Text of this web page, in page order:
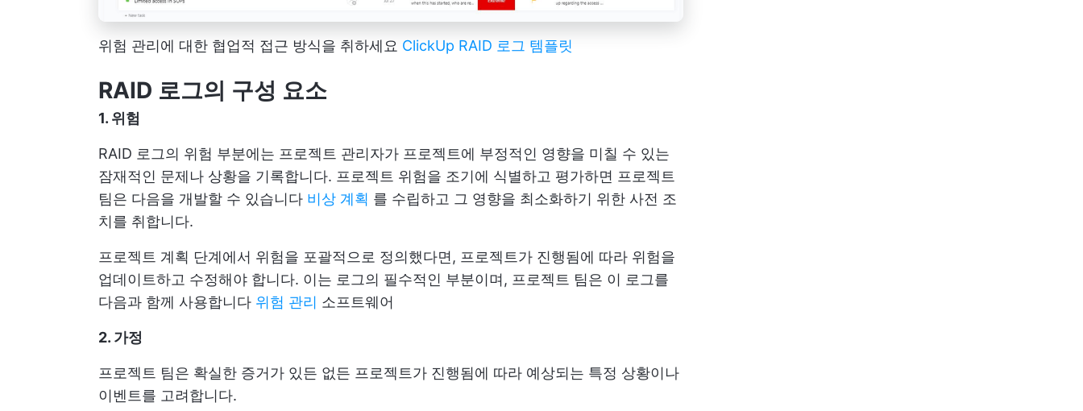
위험 관리에 대한 협업적 접근 방식을 취하세요 ClickUp RAID 로그 템플릿
RAID 로그의 구성 요소
1. 위험
RAID 로그의 위험 부분에는 프로젝트 관리자가 프로젝트에 부정적인 영향을 미칠 수 있는
잠재적인 문제나 상황을 기록합니다. 프로젝트 위험을 조기에 식별하고 평가하면 프로젝트
팀은 다음을 개발할 수 있습니다 비상 계획 를 수립하고 그 영향을 최소화하기 위한 사전 조
치를 취합니다.
프로젝트 계획 단계에서 위험을 포괄적으로 정의했다면, 프로젝트가 진행됨에 따라 위험을
업데이트하고 수정해야 합니다. 이는 로그의 필수적인 부분이며, 프로젝트 팀은 이 로그를
다음과 함께 사용합니다 위험 관리 소프트웨어
2. 가정
프로젝트 팀은 확실한 증거가 있든 없든 프로젝트가 진행됨에 따라 예상되는 특정 상황이나
이벤트를 고려합니다.